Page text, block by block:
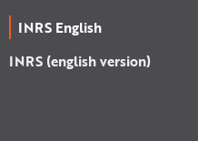
INRS English
INRS (english version)